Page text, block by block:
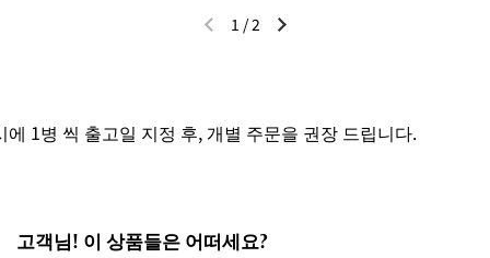
이전 슬라이드다음 슬라이드
1 /2
병 씩 출고일 지정 후, 개별 주문을 권장 드립니다.
고객님! 이 상품들은 어떠세요?